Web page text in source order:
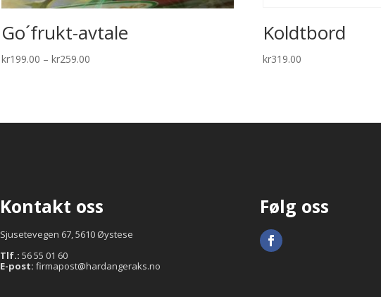
Go´frukt-avtale
kr199.00 – kr259.00Price
kr259.00
Koldtbord
kr319.00
Kontakt oss
Sjusetevegen 67, 5610 Øystese
Tlf.: 56 55 01 60
E-post: firmapost@hardangeraks.no
Følg oss